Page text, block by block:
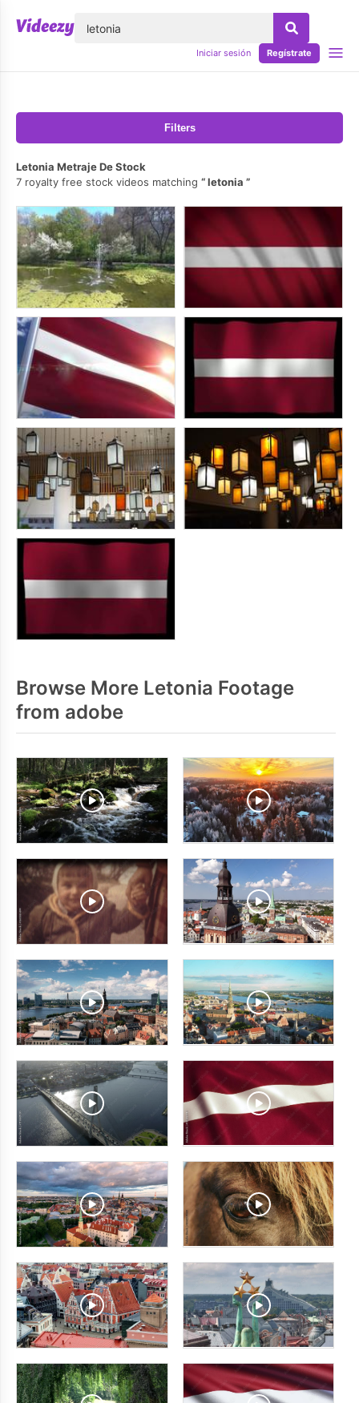
Iniciar sesión Regístrate
Filters
Letonia Metraje De Stock
7 royalty free stock videos matching
letonia
Browse More Letonia Footage
from adobe